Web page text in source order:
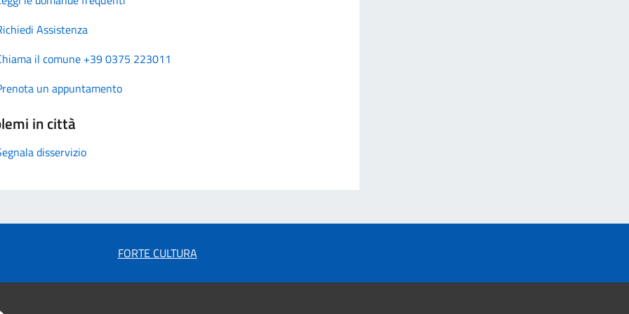
Assistenza
il comune +39 0375 223011
un appuntamento
in città
disservizio
FORTE CULTURA